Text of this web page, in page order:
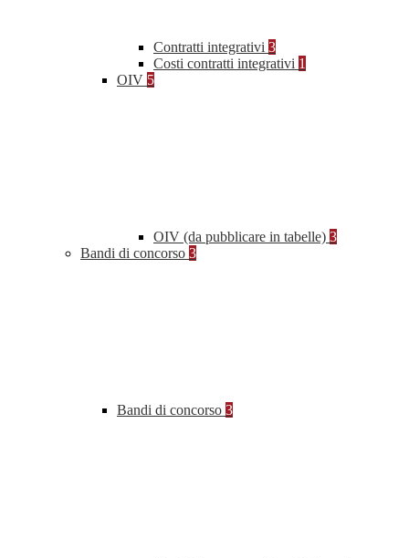
Contratti integrativi 3
Costi contratti integrativi 1
OIV 5
OIV (da pubblicare in tabelle) 3
Bandi di concorso 3
Bandi di concorso 3